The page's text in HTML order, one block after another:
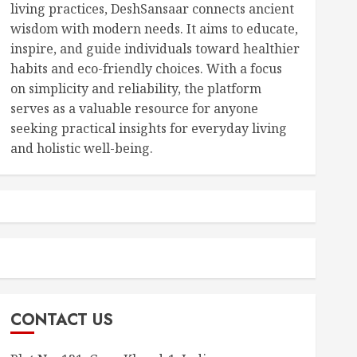
living practices, DeshSansaar connects ancient
wisdom with modern needs. It aims to educate,
inspire, and guide individuals toward healthier
habits and eco-friendly choices. With a focus
on simplicity and reliability, the platform
serves as a valuable resource for anyone
seeking practical insights for everyday living
and holistic well-being.
CONTACT US